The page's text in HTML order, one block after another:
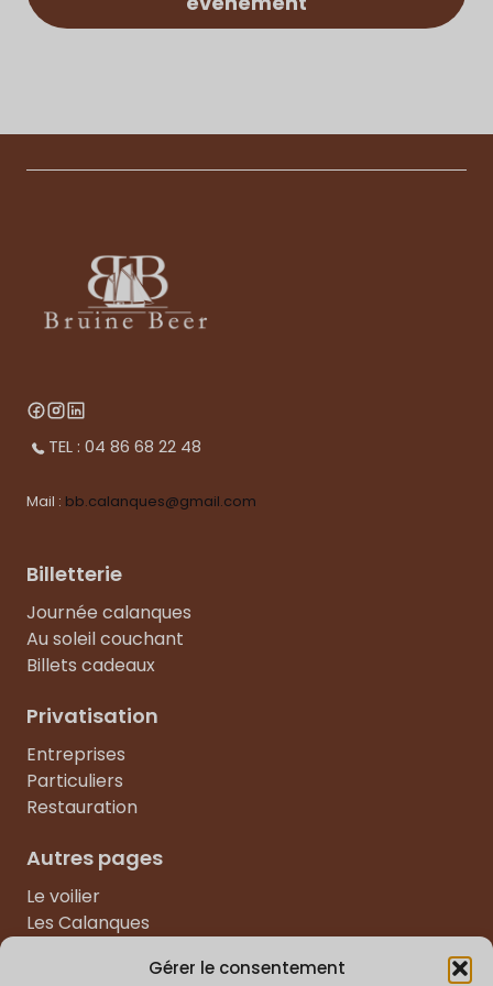
Gérer le consentement
TEL : 04 86 68 22 48
Mail : bb.calanques@gmail.com
Billetterie
Journée calanques
Au soleil couchant
Billets cadeaux
Privatisation
Entreprises
Particuliers
Restauration
Autres pages
Le voilier
Les Calanques
Visiter Marseille